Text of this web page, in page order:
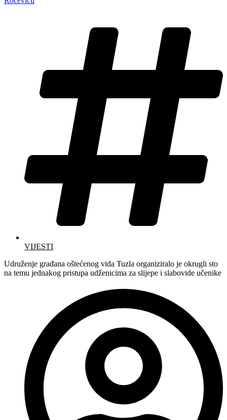
VIJESTI
Udruženje građana oštećenog vida Tuzla organiziralo je okrugli sto
na temu jednakog pristupa udženicima za slijepe i slabovide učenike